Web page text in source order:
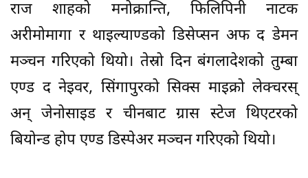
राज शाहको मनोक्रान्ति, फिलिपिनी नाटक
अरीमोमागा र थाइल्याण्डको डिसेप्सन अफ द डेमन
मञ्चन गरिएको थियो। तेस्रो दिन बंगलादेशको तुम्बा
एण्ड द नेइवर, सिंगापुरको सिक्स माइक्रो लेक्चरस्
अन् जेनोसाइड र चीनबाट ग्रास स्टेज थिएटरको
बियोन्ड होप एण्ड डिस्पेअर मञ्चन गरिएको थियो।